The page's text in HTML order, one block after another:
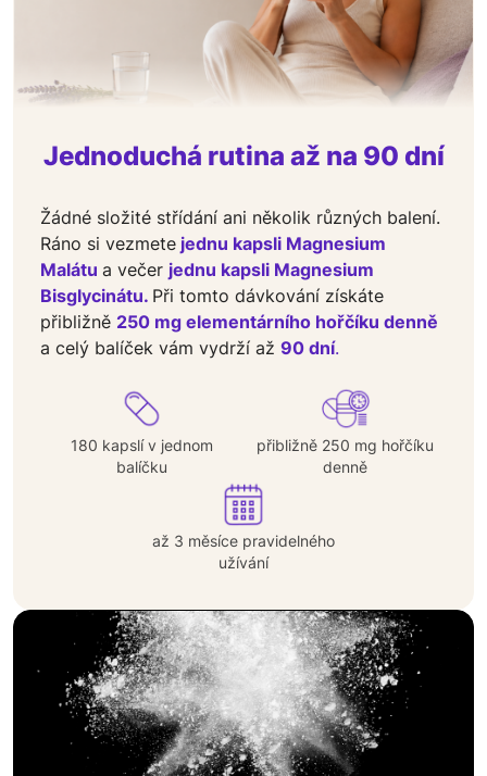
Jednoduchá rutina až na 90 dní
Žádné složité střídání ani několik různých balení.
Ráno si vezmete jednu kapsli Magnesium
Malátu a večer jednu kapsli Magnesium
Bisglycinátu. Při tomto dávkování získáte
přibližně 250 mg elementárního hořčíku denně
a celý balíček vám vydrží až 90 dní.
180 kapslí v jednom
balíčku
přibližně 250 mg hořčíku
denně
až 3 měsíce pravidelného
užívání